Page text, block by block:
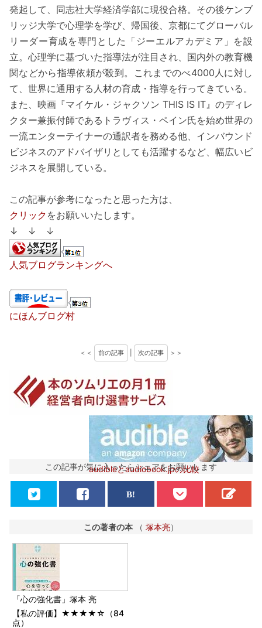
発起して、同志社大学経済学部に現役合格。その後ケンブ
リッジ大学で心理学を学び、帰国後、京都にてグローバル
リーダー育成を専門とした「ジーエルアカデミア」を設
立。心理学に基づいた指導法が注目され、国内外の教育機
関などから指導依頼が殺到。これまでのべ4000人に対し
て、世界に通用する人材の育成・指導を行ってきている。
また、映画『マイケル・ジャクソン THIS IS IT』のディレ
クター兼振付師であるトラヴィス・ペイン氏を始め世界の
一流エンターテイナーの通訳者を務める他、インバウンド
ビジネスのアドバイザリとしても活躍するなど、幅広いビ
ジネスを展開している。
この記事が参考になったと思った方は、
クリック をお願いいたします。
↓ ↓ ↓
人気ブログランキングへ
にほんブログ村
＜＜ 前の記事 次の記事 ＞＞
audibleとaudiobook.jpの比較
この記事が気に入ったらシェアをお願いします
この著者の本 （ 塚本亮）
「心の強化書」塚本 亮
【私の評価】★★★★☆（84
点）